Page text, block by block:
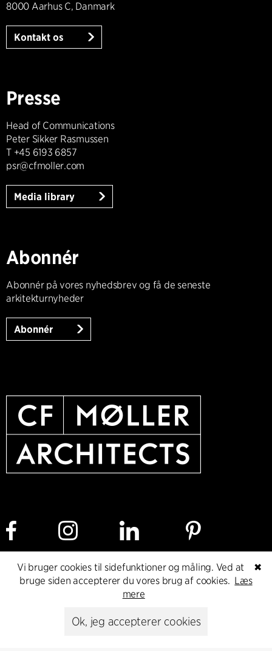
8000 Aarhus C, Danmark
Kontakt os
Presse
Head of Communications
Peter Sikker Rasmussen
T +45 6193 6857
psr@cfmoller.com
Media library
Abonnér
Abonnér på vores nyhedsbrev og få de seneste
arkitekturnyheder
Abonnér
Cookie policy Dataetisk politik
Privacy policy
✖
Vi bruger cookies til sidefunktioner og måling. Ved at
bruge siden accepterer du vores brug af cookies. Læs
mere
Ok, jeg accepterer cookies